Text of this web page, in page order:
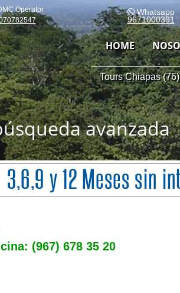
Operator
Whatsapp
9671000391
HOME
Tours Chiapas (76)
avanzada
(967) 678 35 20